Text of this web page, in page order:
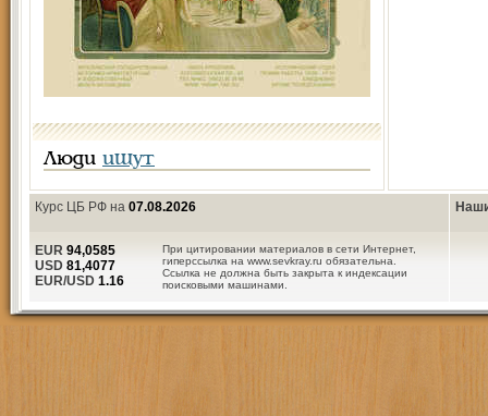
Люди ищут
Курс ЦБ РФ на 07.08.2026
При цитировании материалов в сети Интернет,
гиперссылка на www.sevkray.ru обязательна.
Ссылка не должна быть закрыта к индексации
поисковыми машинами.
EUR 94,0585
USD 81,4077
EUR/USD 1.16